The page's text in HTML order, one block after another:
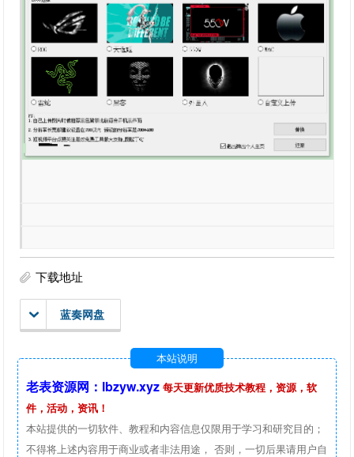
下载地址
蓝奏网盘
本站说明
老表资源网：lbzyw.xyz 每天更新优质技术教程，资源，软
件，活动，资讯！
本站提供的一切软件、教程和内容信息仅限用于学习和研究目的；
不得将上述内容用于商业或者非法用途， 否则，一切后果请用户自